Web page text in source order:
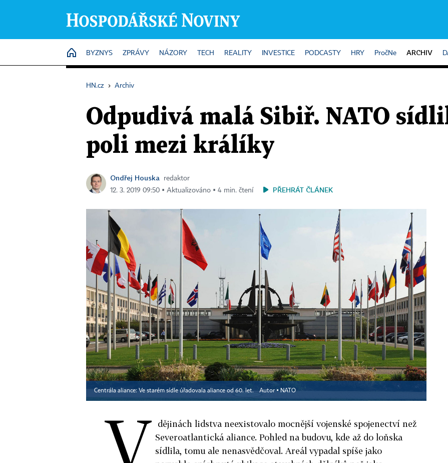
HOME
BYZNYS ZPRÁVY NÁZORY TECH REALITY INVESTICE PODCASTY HRY PročNe ARCHIV
HN.cz › Archiv
Odpudivá malá Sibiř. NATO
poli mezi králíky
Ondřej Houska
redaktor
12. 3. 2019 09:50 ▪ Aktualizováno ▪ 4 min. čtení
PŘEHRÁT ČLÁNEK
Centrála aliance: Ve starém sídle úřadovala aliance od 60. let. Autor ▪NATO
V
dějinách lidstva neexistovalo mocnější vojenské spojenectví než
Severoatlantická aliance. Pohled na budovu, kde až do loňska
sídlila, tomu ale nenasvědčoval. Areál vypadal spíše jako